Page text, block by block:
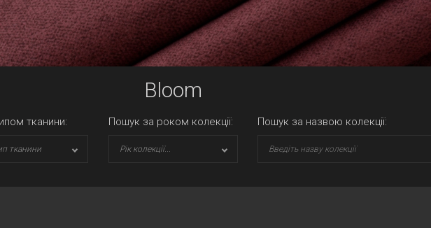
Bloom
тканини:
тканини
Пошук за роком колекції:
Рік колекції...
Пошук за назвою колекції: